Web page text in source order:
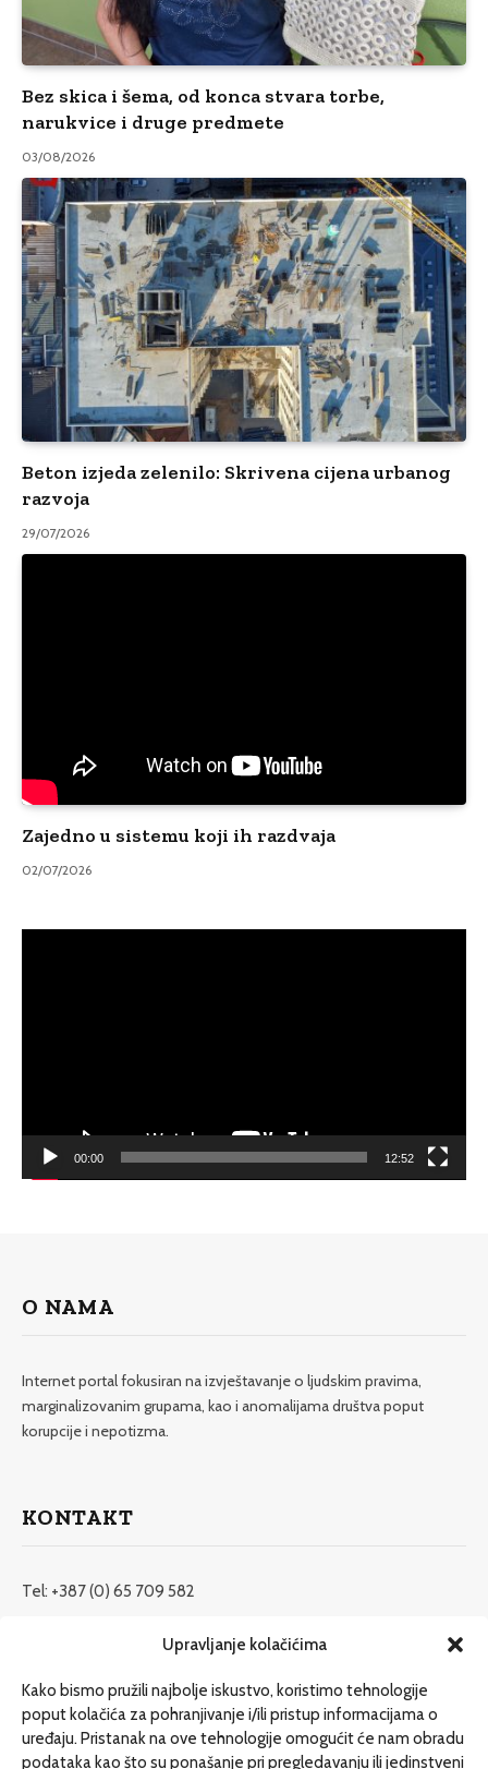
Upravljanje kolačićima
Kako bismo pružili najbolje iskustvo, koristimo tehnologije
poput kolačića za pohranjivanje i/ili pristup informacijama o
uređaju. Pristanak na ove tehnologije omogućit će nam obradu
podataka kao što su ponašanje pri pregledavanju ili jedinstveni
Bez skica i šema, od konca stvara torbe,
narukvice i druge predmete
03/08/2026
Beton izjeda zelenilo: Skrivena cijena urbanog
razvoja
29/07/2026
Zajedno u sistemu koji ih razdvaja
02/07/2026
00:00 12:52
O NAMA
Internet portal fokusiran na izvještavanje o ljudskim pravima,
marginalizovanim grupama, kao i anomalijama društva poput
korupcije i nepotizma.
KONTAKT
Tel: +387 (0) 65 709 582
redakcija@etrafika.net
Dosije